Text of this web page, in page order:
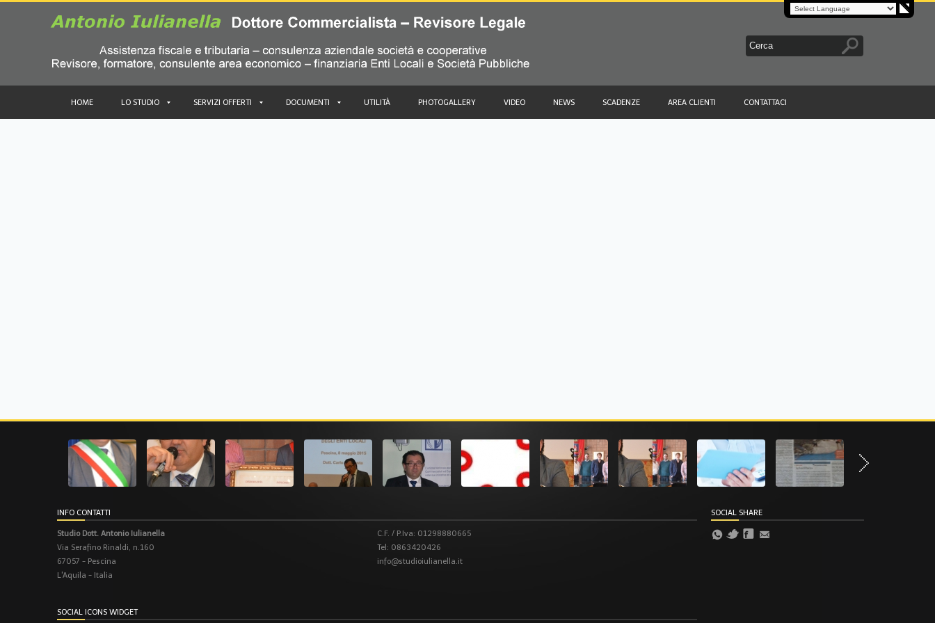
HOME LO STUDIO SERVIZI OFFERTI DOCUMENTI UTILITÀ PHOTOGALLERY VIDEO NEWS SCADENZE AREA CLIENTI CONTATTACI
INFO CONTATTI
Studio Dott. Antonio Iulianella
Via Serafino Rinaldi, n.160
67057 - Pescina
L'Aquila - Italia
C.F. / P.Iva: 01298880665
Tel: 0863420426
info@studioiulianella.it
SOCIAL ICONS WIDGET
SOCIAL SHARE